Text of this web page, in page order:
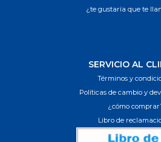
¿te gustaría que te
SERVICIO AL
Términos y
Políticas de cambio y
¿cómo
Libro de